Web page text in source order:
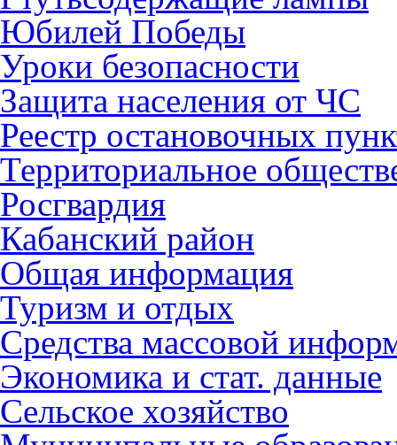
Юбилей Победы
Уроки безопасности
Защита населения от ЧС
Реестр остановочных
Территориальное
Росгвардия
Кабанский район
Общая информация
Туризм и отдых
Средства массовой
Экономика и стат. данные
Сельское хозяйство